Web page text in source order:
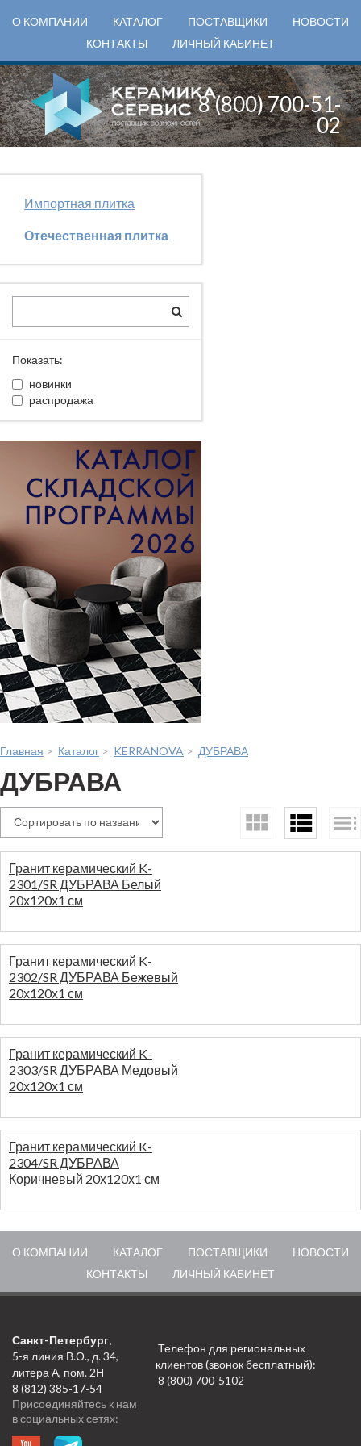
О КОМПАНИИ КАТАЛОГ ПОСТАВЩИКИ
НОВОСТИ
КОНТАКТЫ
ЛИЧНЫЙ КАБИНЕТ
8 (800) 700-51-
02
Импортная плитка
Отечественная плитка
Показать:
новинки
распродажа
Главная > Каталог > KERRANOVA > ДУБРАВА
ДУБРАВА
Гранит керамический K-
2301/SR ДУБРАВА Белый
20х120х1 см
На складе: 240 746,40руб./шт
Гранит керамический K-
2302/SR ДУБРАВА Бежевый
20х120х1 см
На складе: 334 746,40руб./шт
Гранит керамический K-
2303/SR ДУБРАВА Медовый
20х120х1 см
На складе: 583 746,40руб./шт
Гранит керамический K-
2304/SR ДУБРАВА
Коричневый 20х120х1 см
О КОМПАНИИ
КАТАЛОГ ПОСТАВЩИКИ
НОВОСТИ
КОНТАКТЫ
ЛИЧНЫЙ КАБИНЕТ
Санкт-Петербург,
5-я линия В.О., д. 34,
литера А, пом. 2Н
8 (812) 385-17-54
Телефон для региональных
клиентов (звонок бесплатный):
8 (800) 700-5102
Присоединяйтесь к нам
в социальных сетях: